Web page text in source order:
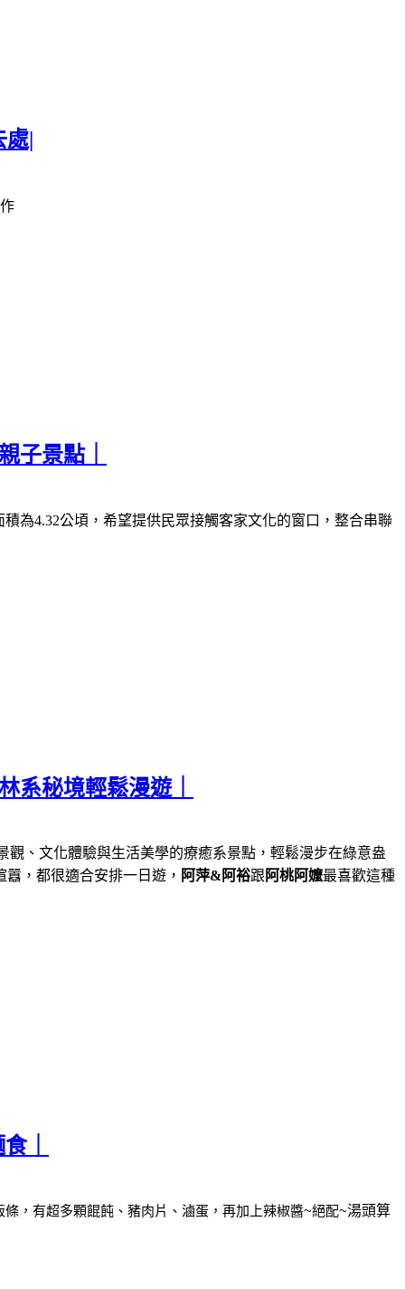
處|
子景點｜
積為4.32公頃，希望提供民眾接觸客家文化的窗口，整合串聯
系秘境輕鬆漫遊｜
觀、文化體驗與生活美學的療癒系景點，輕鬆漫步在綠意盎
，都很適合安排一日遊， 阿萍&阿裕跟 阿桃阿嬤最喜歡這種
｜
， 有超多顆餛飩、豬肉片、滷蛋，再加上辣椒醬~絕配~湯頭算